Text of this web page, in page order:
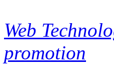
Web
promotion